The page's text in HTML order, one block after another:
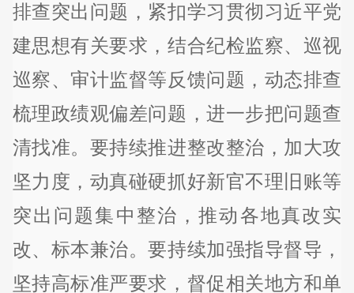
排查突出问题，紧扣学习贯彻习近平党
建思想有关要求，结合纪检监察、巡视
巡察、审计监督等反馈问题，动态排查
梳理政绩观偏差问题，进一步把问题查
清找准。要持续推进整改整治，加大攻
坚力度，动真碰硬抓好新官不理旧账等
突出问题集中整治，推动各地真改实
改、标本兼治。要持续加强指导督导，
坚持高标准严要求，督促相关地方和单